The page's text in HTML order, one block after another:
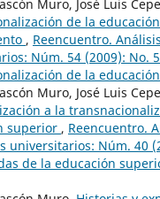
Muro, José Luis
de la
, Reencuentro.
Núm. 54 (2009): No.
de la
Muro, José Luis
a la
superior , Reencuentro.
universitarios: Núm. 40
de la educación